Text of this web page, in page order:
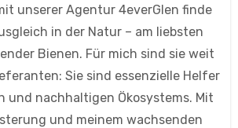
unserer Agentur 4everGlen finde
in der Natur – am liebsten
Bienen. Für mich sind sie weit
Sie sind essenzielle Helfer
und nachhaltigen Ökosystems. Mit
und meinem wachsenden